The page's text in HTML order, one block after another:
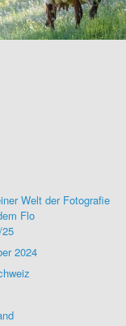
Welt der Fotografie
Flo
2024